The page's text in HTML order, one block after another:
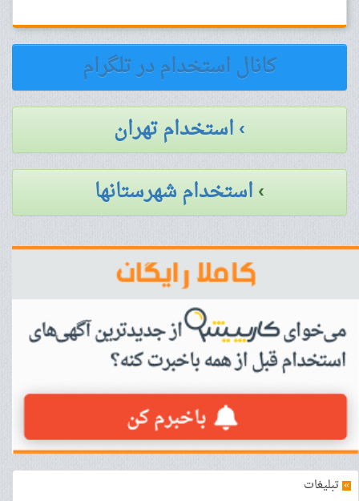
کانال استخدام در تلگرام
› استخدام تهران
›استخدام شهرستانها
» تبلیغات